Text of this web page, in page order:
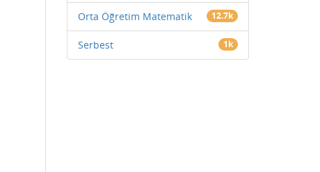
Orta Öğretim Matematik 12.7k
Serbest 1k